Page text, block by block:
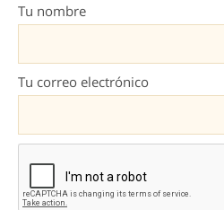
Tu nombre
Tu correo electrónico